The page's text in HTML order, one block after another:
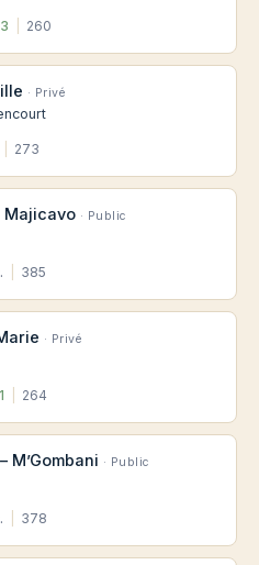
260
· Privé
273
Majicavo · Public
385
· Privé
264
M’Gombani · Public
378